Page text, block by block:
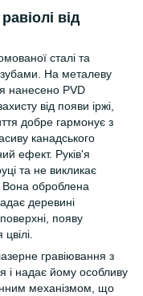
від
сталі та
На металеву
нанесено PVD
від появи іржі,
добре гармонує з
канадського
ефект. Руків'я
та не викликає
Вона оброблена
деревині
появу
гравіювання з
і надає йому особливу
механізмом, що